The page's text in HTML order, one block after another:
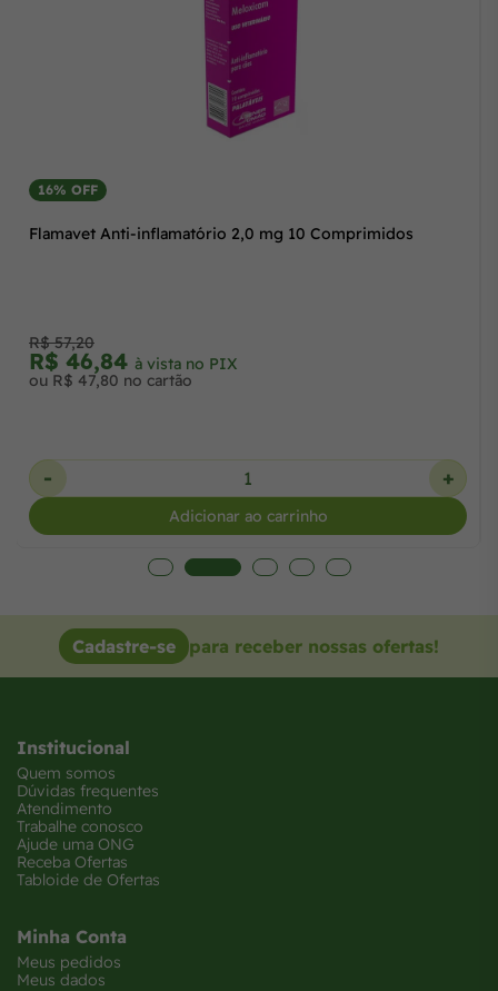
16% OFF
Flamavet Anti-inflamatório 2,0 mg 10 Comprimidos
R$ 57,20
R$ 46,84 à vista no PIX
ou R$ 47,80 no cartão
- +
Adicionar ao carrinho
Cadastre-se para receber nossas ofertas!
Institucional
Quem somos
Dúvidas frequentes
Atendimento
Trabalhe conosco
Ajude uma ONG
Receba Ofertas
Tabloide de Ofertas
Minha Conta
Meus pedidos
Meus dados